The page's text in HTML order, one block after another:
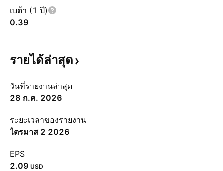
เบต้า (1 ปี)
0.39
รายได้ล่าสุด
วันที่รายงานล่าสุด
28 ก.ค. 2026
ระยะเวลาของรายงาน
ไตรมาส 2 2026
EPS
2.09 USD